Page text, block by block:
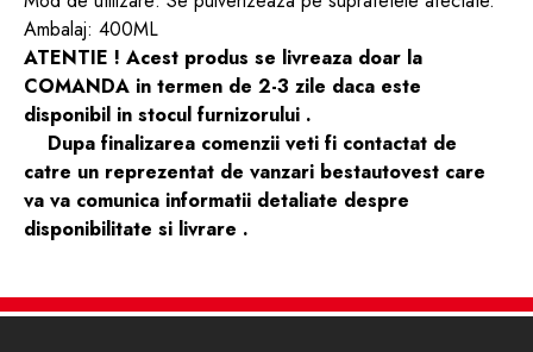
Ambalaj: 400ML
ATENTIE ! Acest produs se livreaza doar la
COMANDA in termen de 2-3 zile daca este
disponibil in stocul furnizorului .
Dupa finalizarea comenzii veti fi contactat de
catre un reprezentat de vanzari bestautovest care
va va comunica informatii detaliate despre
disponibilitate si livrare .